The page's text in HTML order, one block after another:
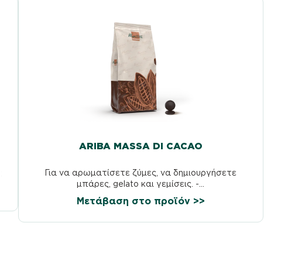
ARIBA MASSA DI CACAO
Για να αρωματίσετε ζύμες, να δημιουργήσετε
μπάρες, gelato και γεμίσεις. -...
Μετάβαση στο προϊόν >>